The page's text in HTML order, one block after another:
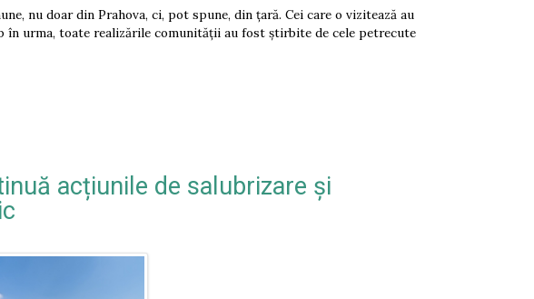
nu doar din Prahova, ci, pot spune, din țară. Cei care o vizitează au
în urma, toate realizările comunității au fost știrbite de cele petrecute
acțiunile de salubrizare și